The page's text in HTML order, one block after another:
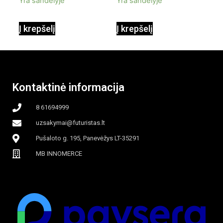
garinamasis,
apšvietimas
Į krepšelį Į krepšelį
Kontaktinė informacija
8 61694999
uzsakymai@futuristas.lt
Pušaloto g. 195, Panevėžys LT-35291
MB INNOMERCE